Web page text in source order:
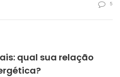
5
qual sua relação